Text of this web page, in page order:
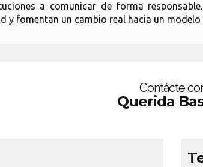
a comunicar de forma
y fomentan un cambio real hacia un modelo
Contácte
Querida